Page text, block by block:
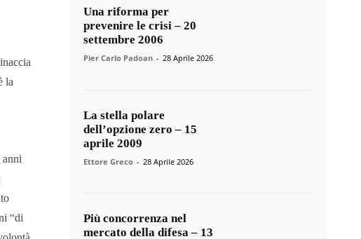
la
anni
“di
Una riforma per
prevenire le crisi – 20
settembre 2006
Pier Carlo Padoan - 28 Aprile 2026
La stella polare
dell’opzione zero – 15
aprile 2009
Ettore Greco - 28 Aprile 2026
Più concorrenza nel
mercato della difesa – 13